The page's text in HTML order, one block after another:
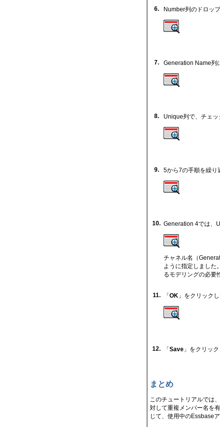
6. Number列のドロッ
7. Generation Name列
8. Unique列で、チェ
9. 5から7の手順を繰り
10. Generation 4では、
チャネル名（
ように指定しました
るモデリングの必要
11. 「OK 」をクリック
12. 「Save 」をクリッ
まとめ
このチュートリアルでは
対して重複メンバー名を
じて、使用中のEssbase